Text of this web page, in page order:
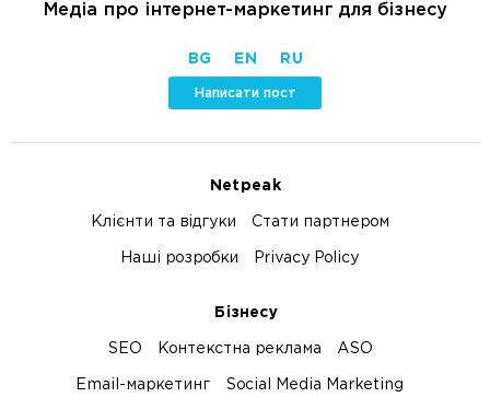
Медіа про інтернет-маркетинг для бізнесу
BG EN RU
Написати пост
Netpeak
Клієнти та відгуки Стати партнером
Наші розробки Privacy Policy
Бізнесу
SEO Контекстна реклама ASO
Email-маркетинг Social Media Marketing